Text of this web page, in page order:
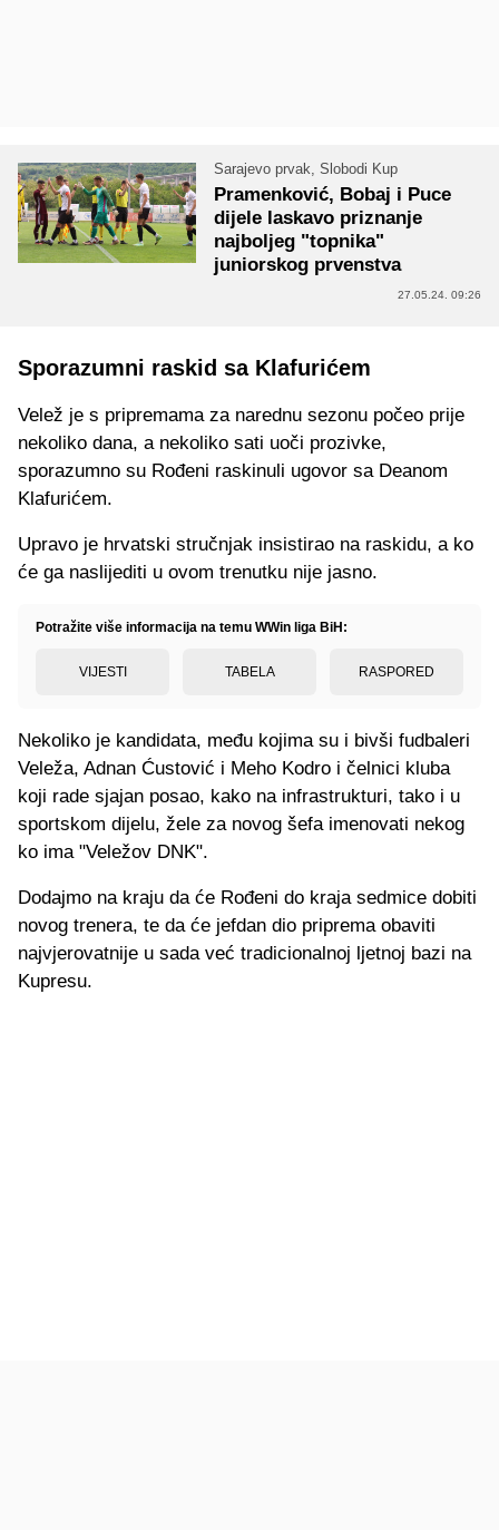
Sarajevo prvak, Slobodi Kup
Pramenković, Bobaj i Puce
dijele laskavo priznanje
najboljeg "topnika"
juniorskog prvenstva
27.05.24. 09:26
Sporazumni raskid sa Klafurićem
Velež je s pripremama za narednu sezonu počeo prije
nekoliko dana, a nekoliko sati uoči prozivke,
sporazumno su Rođeni raskinuli ugovor sa Deanom
Klafurićem.
Upravo je hrvatski stručnjak insistirao na raskidu, a ko
će ga naslijediti u ovom trenutku nije jasno.
Potražite više informacija na temu WWin liga BiH:
VIJESTI TABELA RASPORED
Nekoliko je kandidata, među kojima su i bivši fudbaleri
Veleža, Adnan Ćustović i Meho Kodro i čelnici kluba
koji rade sjajan posao, kako na infrastrukturi, tako i u
sportskom dijelu, žele za novog šefa imenovati nekog
ko ima "Veležov DNK".
Dodajmo na kraju da će Rođeni do kraja sedmice dobiti
novog trenera, te da će jefdan dio priprema obaviti
najvjerovatnije u sada već tradicionalnoj ljetnoj bazi na
Kupresu.